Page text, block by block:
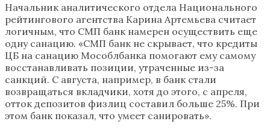
Начальник аналитического отдела Национального
рейтингового агентства Карина Артемьева считает
логичным, что СМП банк намерен осуществить еще
одну санацию. «СМП банк не скрывает, что кредиты
ЦБ на санацию Мособлбанка помогают ему самому
восстанавливать позиции, утраченные из-за
санкций. С августа, например, в банк стали
возвращаться вкладчики, хотя до этого, с апреля,
отток депозитов физлиц составил больше 25%. При
этом банк показал, что умеет санировать».